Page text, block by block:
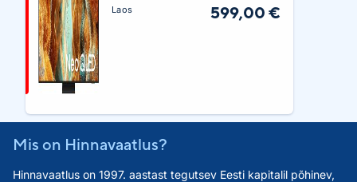
Laos 599,00 €
Mis on Hinnavaatlus?
Hinnavaatlus on 1997. aastast tegutsev Eesti kapitalil põhinev,